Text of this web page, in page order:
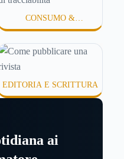
CONSUMO &
CONSUMATORI
EDITORIA E SCRITTURA
ai